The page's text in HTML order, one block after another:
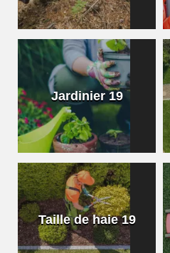
Jardinier 19
Taille de haie 19